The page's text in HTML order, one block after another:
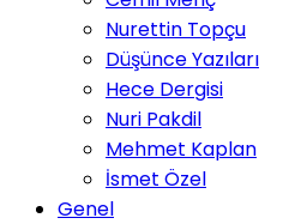
Nurettin Topçu
Düşünce Yazıları
Hece Dergisi
Nuri Pakdil
Mehmet Kaplan
İsmet Özel
Genel